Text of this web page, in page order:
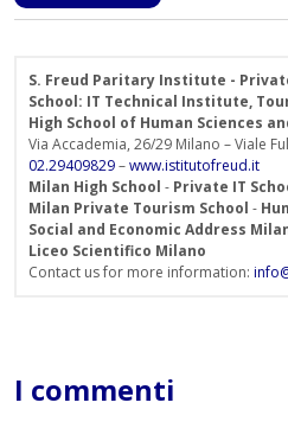
S. Freud Paritary Institute -
School: IT Technical Institute,
High School of Human Sciences
Via Accademia, 26/29 Milano – Viale
02.29409829–www.istitutofreud.it
Milan High School - Private IT
Milan Private Tourism School -
Social and Economic Address
Liceo Scientifico Milano
Contact us for more information:
I commenti